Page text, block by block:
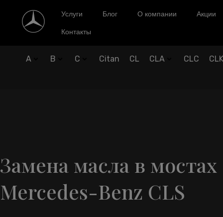
Услуги Блог О компании Акции
Контакты
A B C Citan CL CLA CLC CLK
Замена масла в мостах
Mercedes-Benz CLS